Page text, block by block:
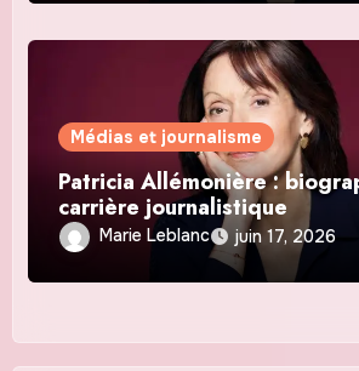
Médias et journalisme
Patricia Allémonière :
carrière journalistique
Marie Leblanc juin 17, 2026